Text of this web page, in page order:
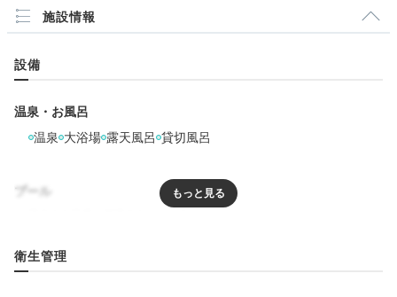
代の旅館に来た気分でした。コンセントは2箇所のみな
ので、延長コード等あると便利です。
16:00
源泉かけ流しを堪能
施設情報
設備
温泉・お風呂
温泉 大浴場 露天風呂 貸切風呂
プール
リラクゼーション
衛生管理